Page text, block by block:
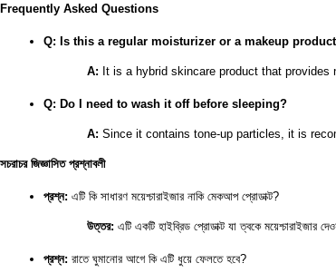
Frequently Asked Questions
Q: Is this a regular moisturizer or a makeup
A: It is a hybrid skincare product that
Q: Do I need to wash it off before sleeping?
A: Since it contains tone-up particles, it is
সচরাচর জিজ্ঞাসিত প্রশ্নাবলী
প্রশ্ন: এটি কি সাধারণ ময়েশ্চারাইজার নাকি মেকআপ প্রোডাক্ট?
উত্তর: এটি একটি হাইব্রিড প্রোডাক্ট যা ত্বকে ময়েশ্চারাইজার
প্রশ্ন: রাতে ঘুমানোর আগে কি এটি ধুয়ে ফেলতে হবে?